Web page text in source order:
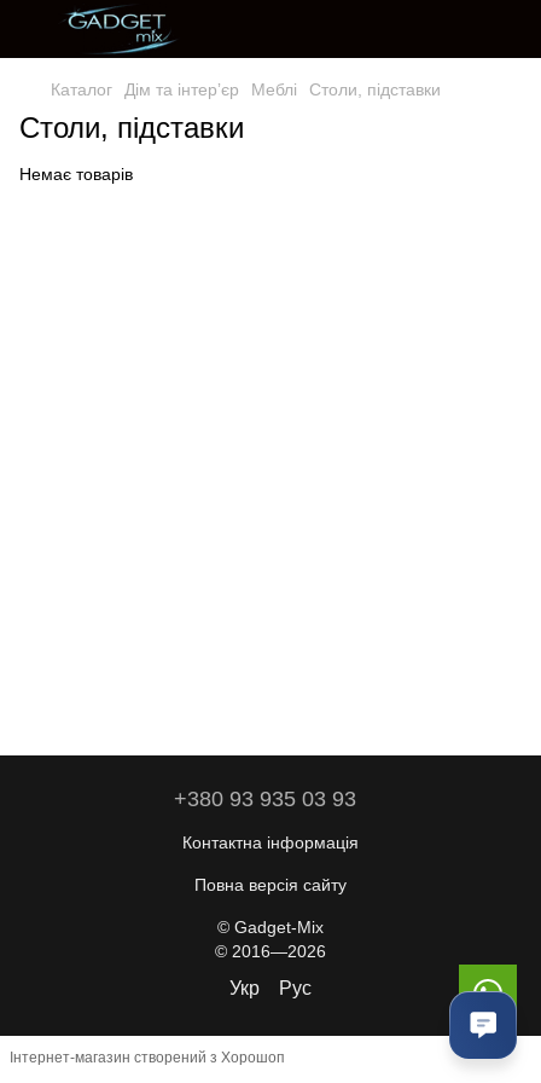
Каталог Дім та інтерʼєр Меблі Столи, підставки
Столи, підставки
Немає товарів
+380 93 935 03 93
Контактна інформація
Повна версія сайту
© Gadget-Mix
© 2016—2026
Укр Рус
Інтернет-магазин створений з Хорошоп